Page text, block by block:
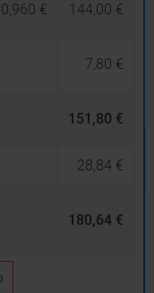
0,960 € 144,00 €
7,80 €
151,80 €
28,84 €
180,64 €